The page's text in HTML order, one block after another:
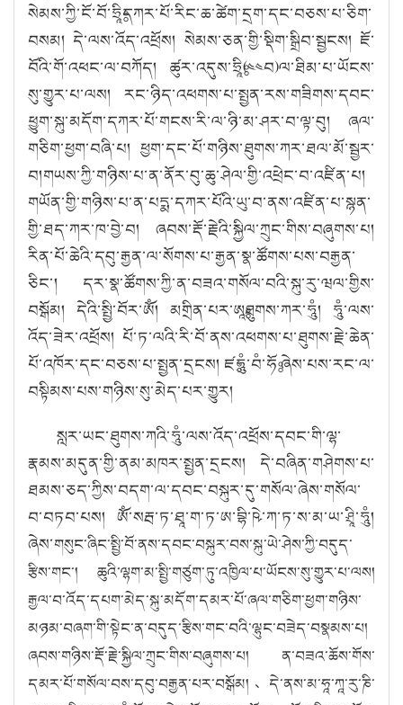
སེམས་ཀྱི་ངོ་བོ་ཧྲཱིཿདཀར་པོ་རིང་ཆ་ཚེག་དྲག་དང་བཅས་པ་ཅིག་
བསམ། དེ་ལས་འོད་འཕྲོས། སེམས་ཅན་གྱི་སྡིག་སྒྲིབ་སྦྱངས། ཇོ་
བོའི་གོ་འཕང་ལ་བཀོད། ཚུར་འདུས་ཧྲཱིཿ(༤༤བ)ལ་ཐིམ་པ་ཡོངས་
སུ་གྱུར་པ་ལས། རང་ཉིད་འཕགས་པ་སྤྱན་རས་གཟིགས་དབང་
ཕྱུག་སྐུ་མདོག་དཀར་པོ་གངས་རི་ལ་ཉི་མ་ཤར་བ་ལྟ་བུ། ཞལ་
གཅིག་ཕྱག་བཞི་པ། ཕྱག་དང་པོ་གཉིས་ཐུགས་ཀར་ཐལ་མོ་སྦྱར་
བ།གཡས་ཀྱི་གཉིས་པ་ན་ནོར་བུ་ཆུ་ཤེལ་གྱི་འཕྲེང་བ་འཛིན་པ།
གཡོན་གྱི་གཉིས་པ་ན་པདྨ་དཀར་པོའི་ཡུ་བ་ནས་འཛིན་པ་སྙན་
གྱི་ཐད་ཀར་ཁ་བྱེ་བ། ཞབས་རྡོ་རྗེའི་སྐྱིལ་ཀྲུང་གིས་བཞུགས་པ།
རིན་པོ་ཆེའི་དབུ་རྒྱན་ལ་སོགས་པ་རྒྱན་སྣ་ཚོགས་པས་བརྒྱན་
ཅིང་། དར་སྣ་ཚོགས་ཀྱི་ན་བཟའ་གསོལ་བའི་སྐུ་རུ་ཝལ་གྱིས་
བསྒོམ། དེའི་སྤྱི་བོར་ཨོཾ། མགྲིན་པར་ཨཱཿཐུགས་ཀར་ཧཱུཾ། ཧཱུཾ་ལས་
འོད་ཟེར་འཕྲོས། པོ་ཏ་ལའི་རི་བོ་ནས་འཕགས་པ་ཐུགས་རྗེ་ཆེན་
པོ་འཁོར་དང་བཅས་པ་སྤྱན་དྲངས། ཛཿཧཱུཾ་བཾ་ཧོཿ ཞེས་པས་རང་ལ་
བསྟིམས་པས་གཉིས་སུ་མེད་པར་གྱུར།
སླར་ཡང་ཐུགས་ཀའི་ཧཱུཾ་ལས་འོད་འཕྲོས་དབང་གི་ལྷ་
རྣམས་མདུན་གྱི་ནམ་མཁར་སྤྱན་དྲངས། དེ་བཞིན་གཤེགས་པ་
ཐམས་ཅད་ཀྱིས་བདག་ལ་དབང་བསྐུར་དུ་གསོལ་ཞེས་གསོལ་
བ་བཏབ་པས། ཨོཾ་སརྦ་ཏ་ཐཱ་ག་ཏ་ཨ་བྷི་ཥེ་ཀ་ཏ་ས་མ་ཡ་ཤྲཱི་ཧཱུཾ།
ཞེས་གསུང་ཞིང་སྤྱི་བོ་ནས་དབང་བསྐུར་བས་སྐུ་ཡེ་ཤེས་ཀྱི་བདུད་
རྩིས་གང་། ཆུའི་ལྷག་མ་སྤྱི་གཙུག་ཏུ་འཁྱིལ་པ་ཡོངས་སུ་གྱུར་པ་ལས།
རྒྱལ་བ་འོད་དཔག་མེད་སྐུ་མདོག་དམར་པོ་ཞལ་གཅིག་ཕྱག་གཉིས་
མཉམ་བཞག་གི་སྟེང་ན་བདུད་རྩིས་གང་བའི་ལྷུང་བཟེད་བསྣམས་པ།
ཞབས་གཉིས་རྡོ་རྗེ་སྐྱིལ་ཀྲུང་གིས་བཞུགས་པ། ན་བཟའ་ཆོས་གོས་
དམར་པོ་གསོལ་བས་དབུ་བརྒྱན་པར་བསྒོམ། 、དེ་ནས་མ་ཧཱ་ཀཱ་རུ་ཎི་